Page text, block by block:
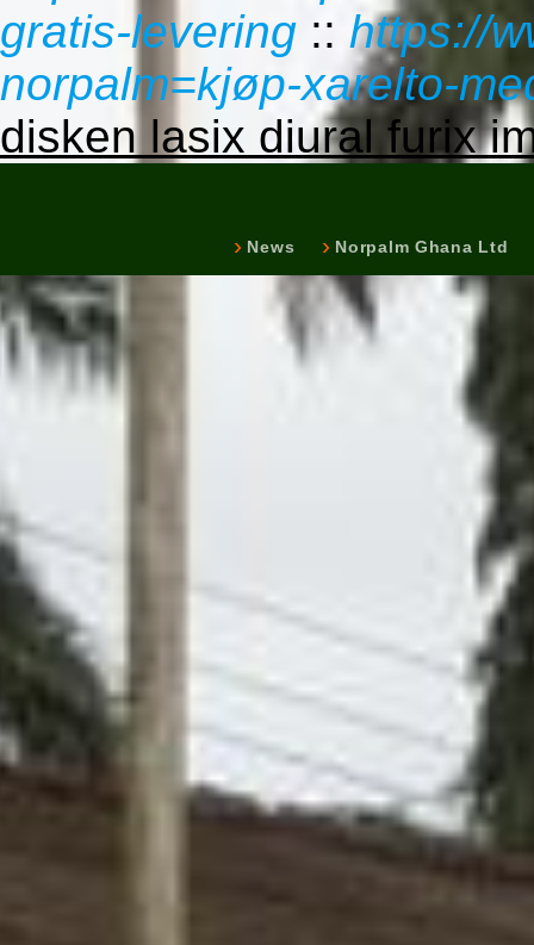
gratis-levering :: https://
norpalm=kjøp-xarelto-
disken lasix diural furix
News Norpalm Ghana Ltd